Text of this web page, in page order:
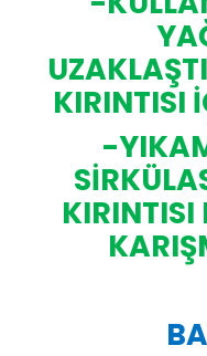
KIRINTISI
-
KIRINTISI